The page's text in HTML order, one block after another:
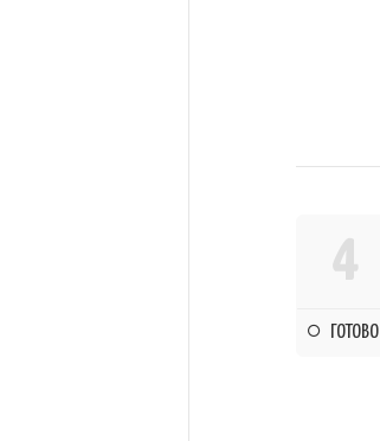
4
ГОТОВО